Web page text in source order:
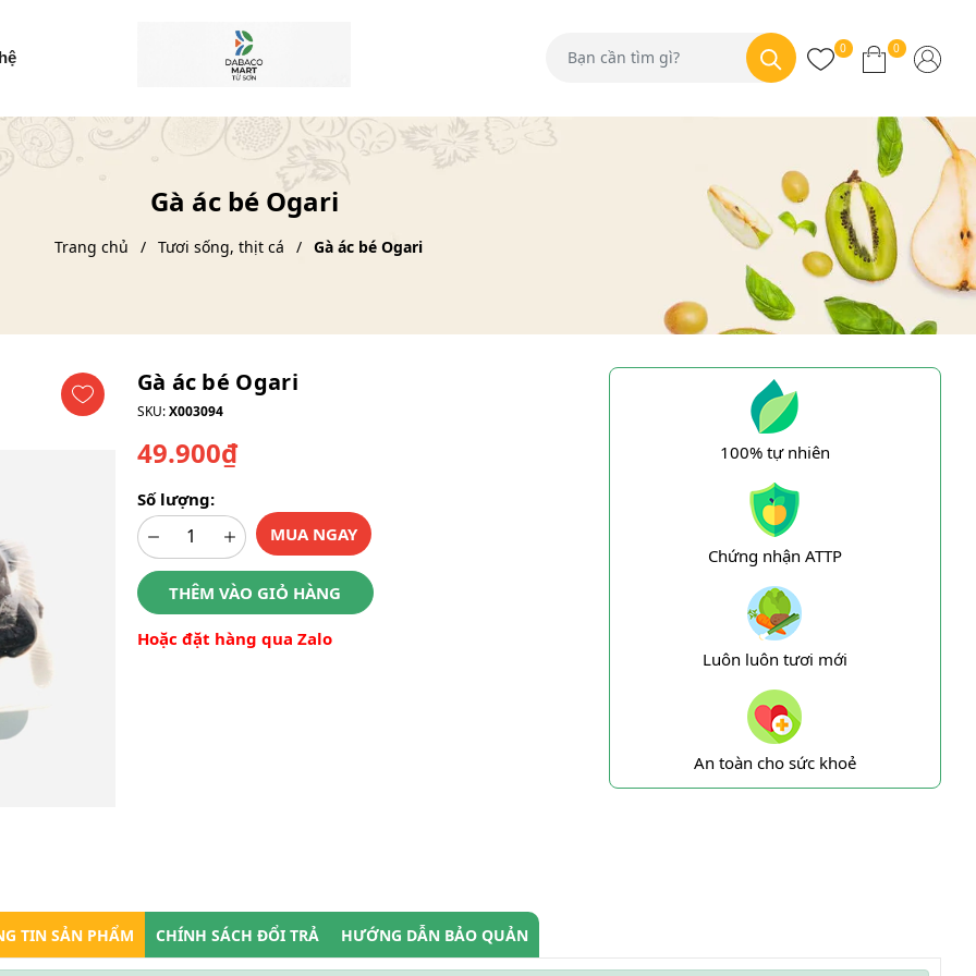
0 0
Gà ác bé Ogari
Trang chủ Tươi sống, thịt cá Gà ác bé Ogari
Gà ác bé Ogari
SKU:X003094
49.900₫
Số lượng:
MUA NGAY
THÊM VÀO GIỎ HÀNG
Hoặc đặt hàng qua Zalo
100% tự nhiên
Chứng nhận ATTP
Luôn luôn tươi mới
An toàn cho sức khoẻ
TIN SẢN PHẨM CHÍNH SÁCH ĐỔI TRẢ HƯỚNG DẪN BẢO QUẢN